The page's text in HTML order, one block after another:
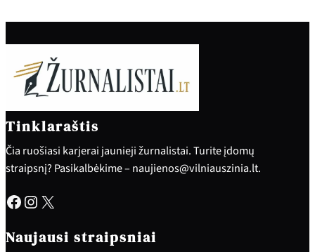
Tinklaraštis
Čia ruošiasi karjerai jaunieji žurnalistai. Turite įdomų
straipsnį? Pasikalbėkime – naujienos@vilniauszinia.lt.
Facebook Instagram X
Naujausi straipsniai